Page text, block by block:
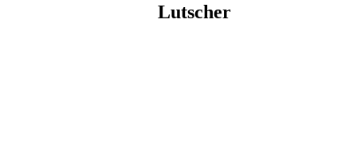
Lutscher